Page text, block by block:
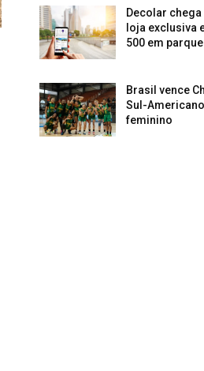
Decolar
loja exclusiva
500 em
Brasil vence
Sul-
feminino